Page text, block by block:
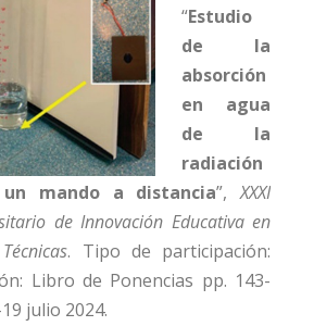
“Estudio
de la
absorción
en agua
de la
radiación
mando a distancia”,XXXI
de Innovación Educativa en
. Tipo de participación:
Libro de Ponencias pp. 143-
julio 2024.